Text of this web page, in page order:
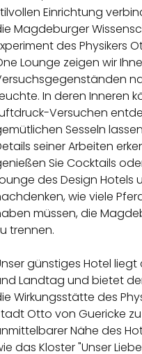
Einrichtung
Magdeburger
des Physikers
Lounge zeigen wir
In deren Inneren
Versuchen
Sesseln
seiner Arbeiten
Sie Cocktails
des Design Hotels
wie viele
müssen, die
trennen.
günstiges Hotel
Landtag und bietet
Wirkungsstätte des
Otto von Guericke
Nähe des
das Kloster "Unser